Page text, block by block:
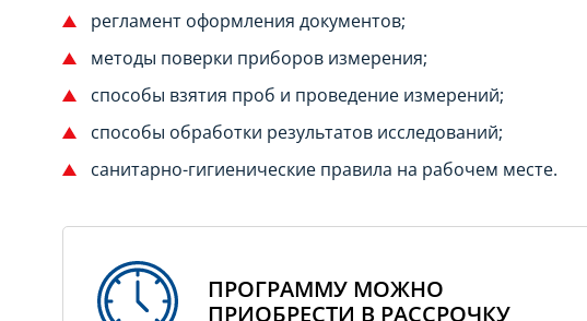
регламент оформления документов;
методы поверки приборов измерения;
способы взятия проб и проведение измерений;
способы обработки результатов исследований;
санитарно-гигиенические правила на рабочем месте.
ПРОГРАММУ МОЖНО
ПРИОБРЕСТИ В РАССРОЧКУ